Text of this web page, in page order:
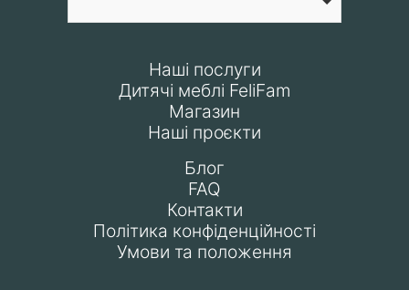
Наші послуги
Дитячі меблі FeliFam
Магазин
Наші проєкти
Блог
FAQ
Контакти
Політика конфіденційності
Умови та положення